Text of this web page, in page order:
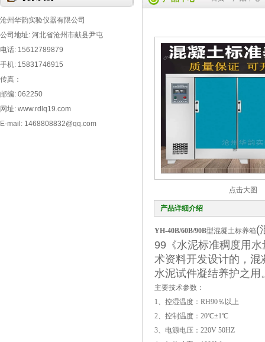
沧州华韵实验仪器有限公司
公司地址: 河北省沧州市献县尹屯
电话: 15612789879
手机: 15831746915
传真：
邮编: 062250
网址: www.rdlq19.com
E-mail: 1468808832@qq.com
点击大图
产品详细介绍
YH-40B/60B/90B型混凝土标养箱(
99《水泥标准稠度用
术资料开发设计的，
水泥试件凝结养护之用
主要技术参数：
1、控湿温度：RH90％以上
2、控制温度：20℃±1℃
3、电源电压：220V 50HZ